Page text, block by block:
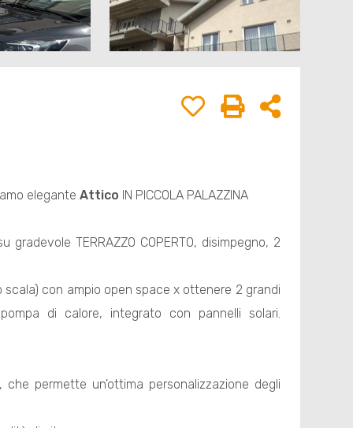
elegante Attico IN PICCOLA PALAZZINA
TERRAZZO COPERTO, disimpegno, 2
con ampio open space x ottenere 2 grandi
di calore, integrato con pannelli solari.
che permette un'ottima personalizzazione degli